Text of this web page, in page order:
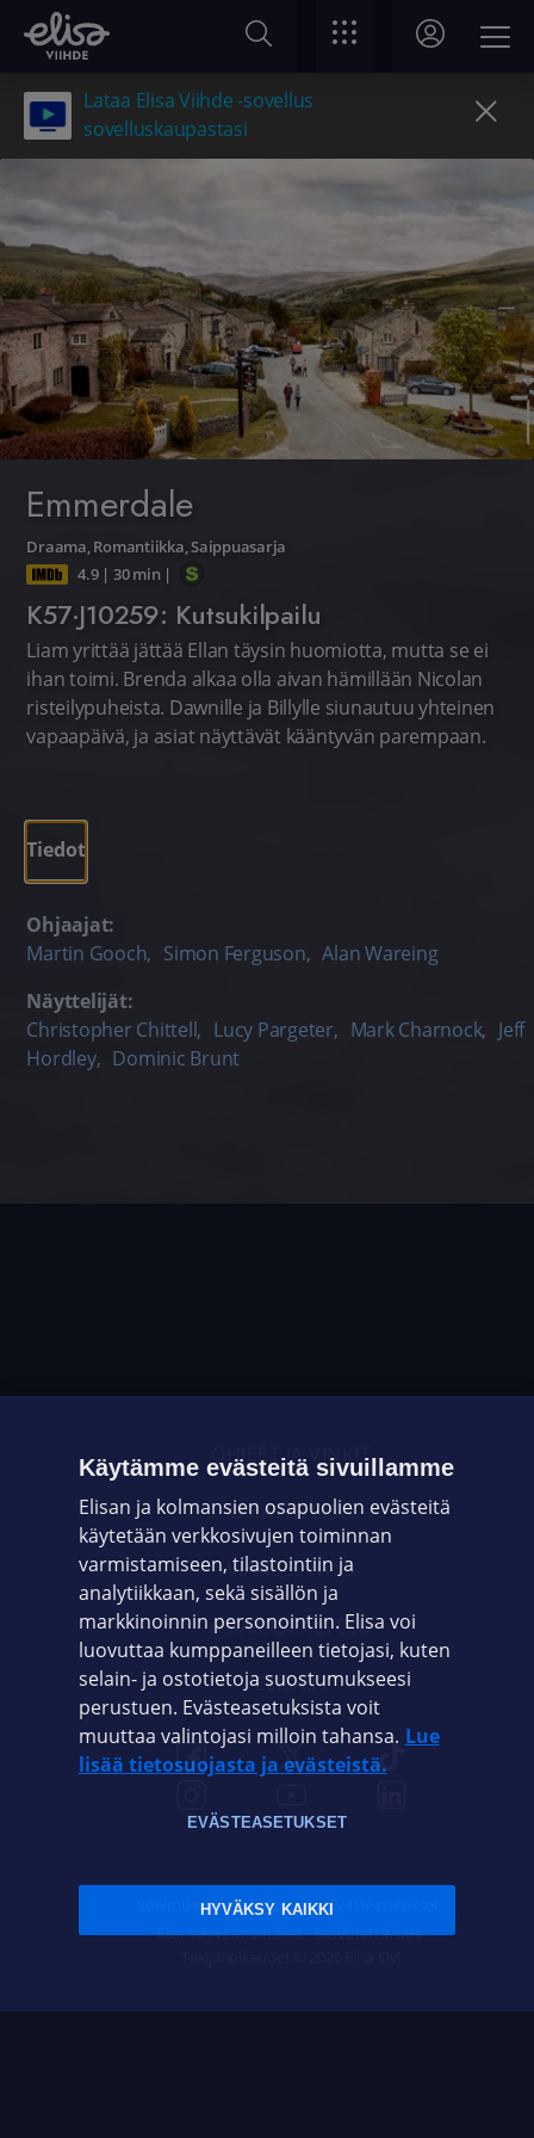
Lataa Elisa Viihde -sovellus
sovelluskaupastasi
Emmerdale
Draama,Romantiikka,Saippuasarja
4.9| 30 min |
K57·J10259: Kutsukilpailu
Liam yrittää jättää Ellan täysin huomiotta, mutta se ei
ihan toimi. Brenda alkaa olla aivan hämillään Nicolan
risteilypuheista. Dawnille ja Billylle siunautuu yhteinen
vapaapäivä, ja asiat näyttävät kääntyvän parempaan.
Tiedot
Ohjaajat:
Martin Gooch, Simon Ferguson, Alan Wareing
Näyttelijät:
Christopher Chittell, Lucy Pargeter, Mark Charnock, Jeff
Hordley, Dominic Brunt
OHJEET JA VINKIT
OMAYHTEISÖ
VIANSELVITYS
ASIAKASPALVELU
ELISA.FI
Sopimusehdot Tietosuoja Evästeasetukset
Sääntelyviranomaiset Saavutettavuus
Käytämme evästeitä sivuillamme
Elisan ja kolmansien osapuolien evästeitä
käytetään verkkosivujen toiminnan
varmistamiseen, tilastointiin ja
analytiikkaan, sekä sisällön ja
markkinoinnin personointiin. Elisa voi
luovuttaa kumppaneilleen tietojasi, kuten
selain- ja ostotietoja suostumukseesi
perustuen. Evästeasetuksista voit
muuttaa valintojasi milloin tahansa. Lue
lisää tietosuojasta ja evästeistä.
EVÄSTEASETUKSET
HYVÄKSY KAIKKI